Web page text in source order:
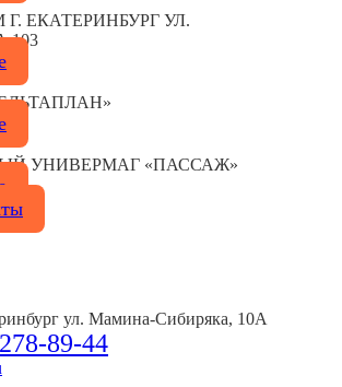
ЕКАТЕРИНБУРГ УЛ.
103
УНИВЕРМАГ «ПАССАЖ»
ул. Мамина-Сибиряка, 10А
89-44